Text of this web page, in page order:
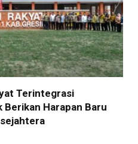
Terintegrasi
Harapan Baru